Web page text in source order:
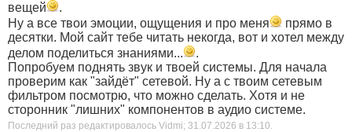
вещей
.
Ну а все твои эмоции, ощущения и про меня
прямо в
десятки. Мой сайт тебе читать некогда, вот и хотел между
делом поделиться знаниями...
.
Попробуем поднять звук и твоей системы. Для начала
проверим как "зайдёт" сетевой. Ну а с твоим сетевым
фильтром посмотрю, что можно сделать. Хотя и не
сторонник "лишних" компонентов в аудио системе.
Последний раз редактировалось Vidmi; 31.07.2026 в 13:10